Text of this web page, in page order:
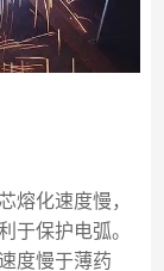
熔化速度慢，
于保护电弧。
度慢于薄药